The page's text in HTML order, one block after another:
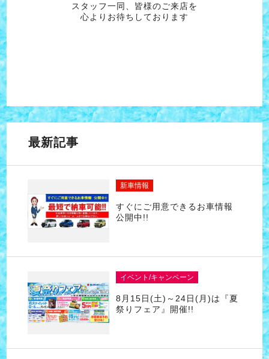
スタッフ一同、皆様のご来店を
心よりお待ちしております
最新記事
新車情報
すぐにご用意できるお車情報
公開中!!
イベント/キャンペーン
8月15日(土)～24日(月)は『夏
祭りフェア』開催!!